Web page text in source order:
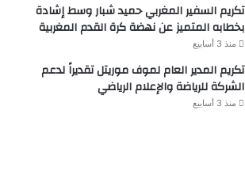
تكريم السفير المغربي حميد شبار وسط إشادة
بخطابه المتميز عن نهضة كرة القدم المغربية
منذ 3 أسابيع
تكريم المدير العام لموف موريتل تقديراً لدعم
الشركة للرياضة والإعلام الرياضي
منذ 3 أسابيع